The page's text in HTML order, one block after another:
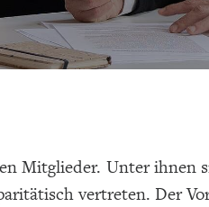
Mitglieder. Unter ihnen
vertreten. Der